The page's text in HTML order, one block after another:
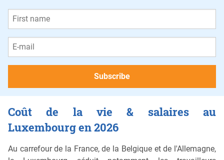
Coût de la vie & salaires au
Luxembourg en 2026
Au carrefour de la France, de la Belgique et de l'Allemagne,